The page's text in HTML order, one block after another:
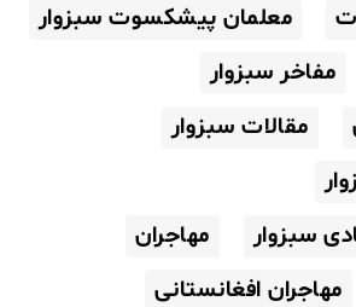
معلمان پیشکسوت سبزوار
مفاخر سبزوار
مقالات سبزوار
سبزوار
مهاجران
مهاجران افغانستانی